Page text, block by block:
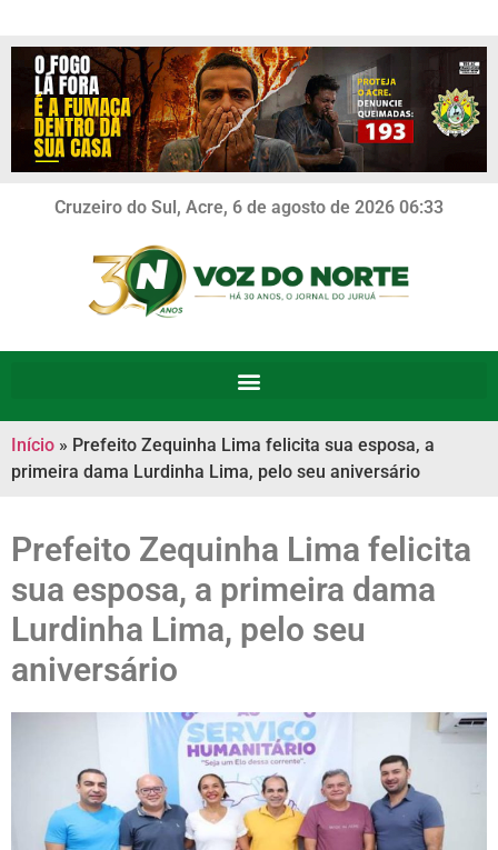
Cruzeiro do Sul, Acre, 6 de agosto de 2026 06:33
Início » Prefeito Zequinha Lima felicita sua esposa, a
primeira dama Lurdinha Lima, pelo seu aniversário
Prefeito Zequinha Lima felicita
sua esposa, a primeira dama
Lurdinha Lima, pelo seu
aniversário